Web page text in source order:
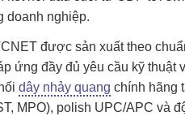
doanh nghiệp.
được sản xuất theo
ứng đầy đủ yêu cầu kỹ
dây nhảy quang chính hãng
MPO), polish UPC/APC và